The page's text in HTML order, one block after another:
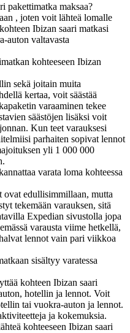
pakettimatka maksaa?
, joten voit lähteä lomalle
Ibizan saari matkasi
auton valtavasta
kohteeseen Ibizan
sekä joitain muita
kertaa, voit säästää
varaaminen tekee
säästöjen lisäksi voit
Kun teet varauksesi
parhaiten sopivat lennot
yli 1 000 000
varata loma kohteessa
edullisimmillaan, mutta
tekemään varauksen, sitä
Expedian sivustolla jopa
varausta viime hetkellä,
lennot vain pari viikkoa
sisältyy varatessa
kohteen Ibizan saari
hotellin ja lennot. Voit
tai vuokra-auton ja lennot.
ja kokemuksia.
kohteeseen Ibizan saari